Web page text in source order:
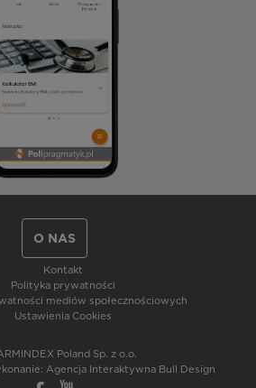
O NAS
Kontakt
Polityka prywatności
mediów społecznościowych
Ustawienia Cookies
Poland Sp. z o.o.
Agencja Interaktywna Bull Design